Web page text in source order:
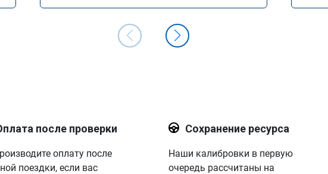
после проверки
оплату после
поездки, если вас
Сохранение ресурса
Наши калибровки в первую
очередь рассчитаны на